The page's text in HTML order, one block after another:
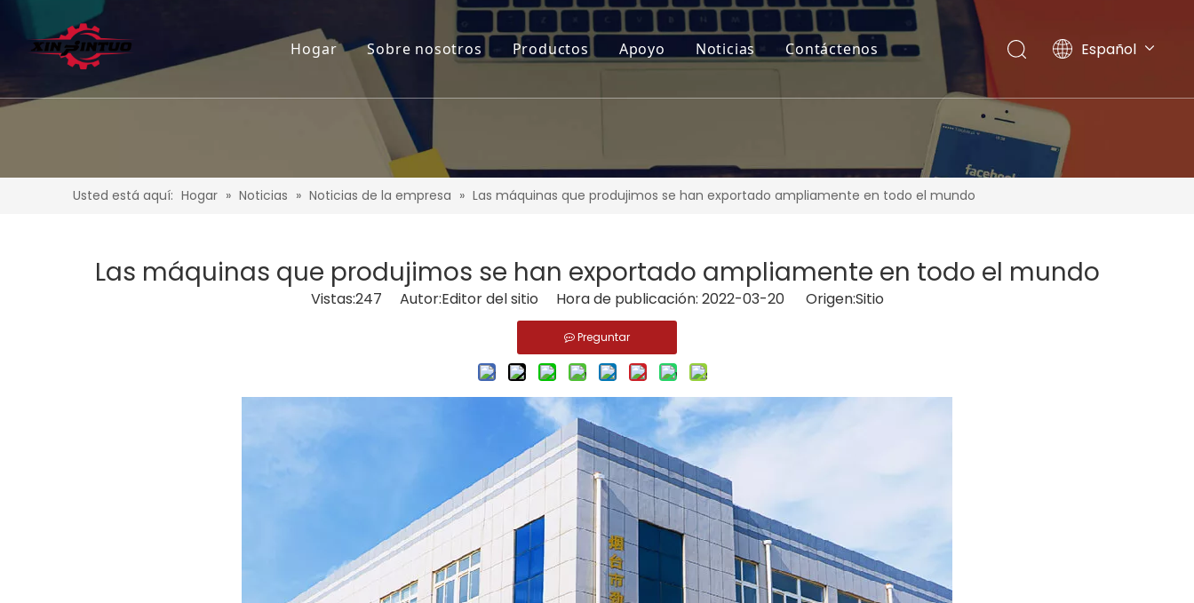
Hogar Sobre nosotros Productos Apoyo Noticias Contáctenos Español
Pусский
Usted está aquí: Hogar » Noticias » Noticias de la empresa » Las máquinas que produjimos se han exportado ampliamente en todo el mundo
Las máquinas que produjimos se han exportado ampliamente en todo el mundo
Vistas:247 Autor:Editor del sitio Hora de publicación: 2022-03-20 Origen:Sitio
Preguntar